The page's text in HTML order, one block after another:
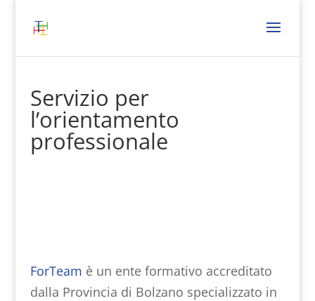
Servizio per
l’orientamento
professionale
ForTeam è un ente formativo accreditato
dalla Provincia di Bolzano specializzato in